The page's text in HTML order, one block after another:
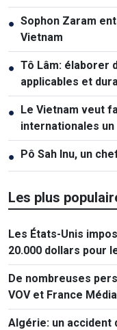
● Sophon Zaram
Vietnam
● Tô Lâm: élaborer
applicables et
● Le Vietnam veut
internationales
● Pô Sah Inu, un
Les plus
Les États-Unis
20.000 dollars pour
ressortissants de
De nombreuses
VOV et France
Algérie: un accident